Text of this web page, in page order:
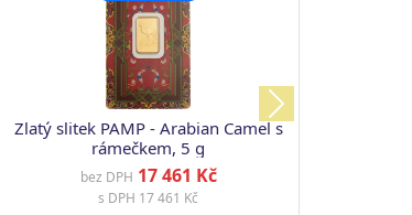
Zlatý slitek PAMP - Arabian Camel s
rámečkem, 5 g
bez DPH 17 461 Kč
s DPH 17 461 Kč
Next